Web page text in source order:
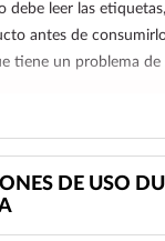
debe leer las
antes de
tiene un problema de
DE USO